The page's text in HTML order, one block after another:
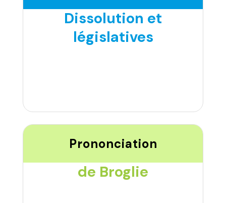
Dissolution et
législatives
Prononciation
de Broglie